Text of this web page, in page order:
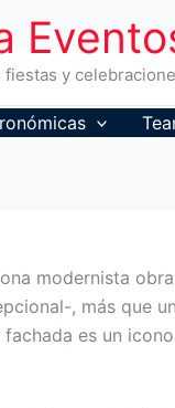
y
modernista
, más que
es un